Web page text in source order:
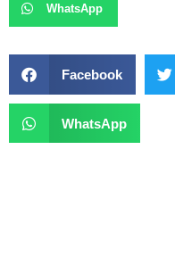
WhatsApp
Facebook
WhatsApp